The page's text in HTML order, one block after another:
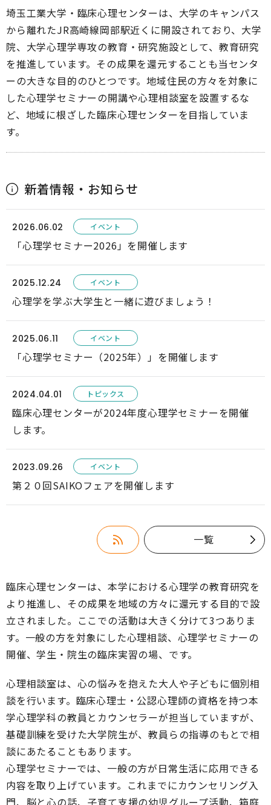
埼玉工業大学・臨床心理センターは、大学のキャンパス
から離れたJR高崎線岡部駅近くに開設されており、大学
院、大学心理学専攻の教育・研究施設として、教育研究
を推進しています。その成果を還元することも当センタ
ーの大きな目的のひとつです。地域住民の方々を対象に
した心理学セミナーの開講や心理相談室を設置するな
ど、地域に根ざした臨床心理センターを目指していま
す。
新着情報・お知らせ
一覧
2026.06.02
「心理学セミナー2026」を開催します
2025.12.24
心理学を学ぶ大学生と一緒に遊びましょう！
2025.06.11
「心理学セミナー（2025年）」を開催します
2024.04.01
臨床心理センターが2024年度心理学セミナーを開催
します。
2023.09.26
第２０回SAIKOフェアを開催します
臨床心理センターは、本学における心理学の教育研究を
より推進し、その成果を地域の方々に還元する目的で設
立されました。ここでの活動は大きく分けて3つありま
す。一般の方を対象にした心理相談、心理学セミナーの
開催、学生・院生の臨床実習の場、です。
心理相談室は、心の悩みを抱えた大人や子どもに個別相
談を行います。臨床心理士・公認心理師の資格を持つ本
学心理学科の教員とカウンセラーが担当していますが、
基礎訓練を受けた大学院生が、教員らの指導のもとで相
談にあたることもあります。
心理学セミナーでは、一般の方が日常生活に応用できる
内容を取り上げています。これまでにカウンセリング入